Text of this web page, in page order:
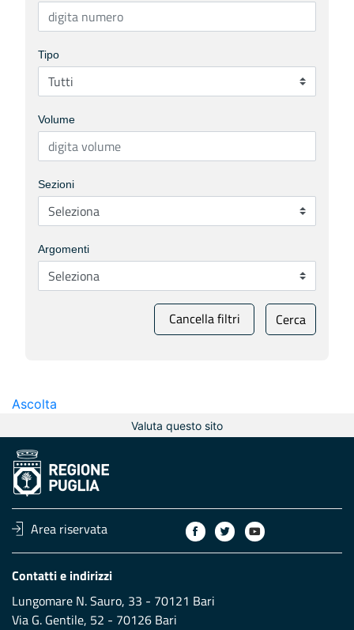
Tipo
Volume
Sezioni
Argomenti
Cancella filtri Cerca
Ascolta
Valuta questo sito
Area riservata
Contatti e indirizzi
Lungomare N. Sauro, 33 - 70121 Bari
Via G. Gentile, 52 - 70126 Bari